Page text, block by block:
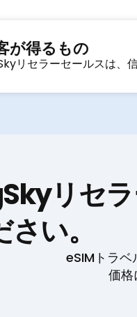
が得るもの
リセラーセールスは、
リセ
さい。
eSIMトラ
価格